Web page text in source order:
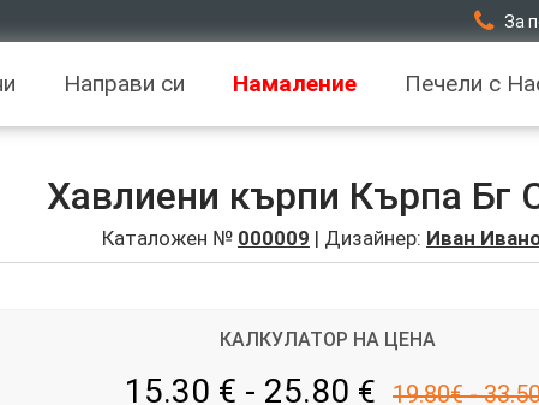
За
Направи си Намаление Печели с
Хавлиени кърпи Кърпа Бг
Каталожен № 000009 | Дизайнер: Иван
КАЛКУЛАТОР НА ЦЕНА
15.30 € - 25.80 € 19.80€ -